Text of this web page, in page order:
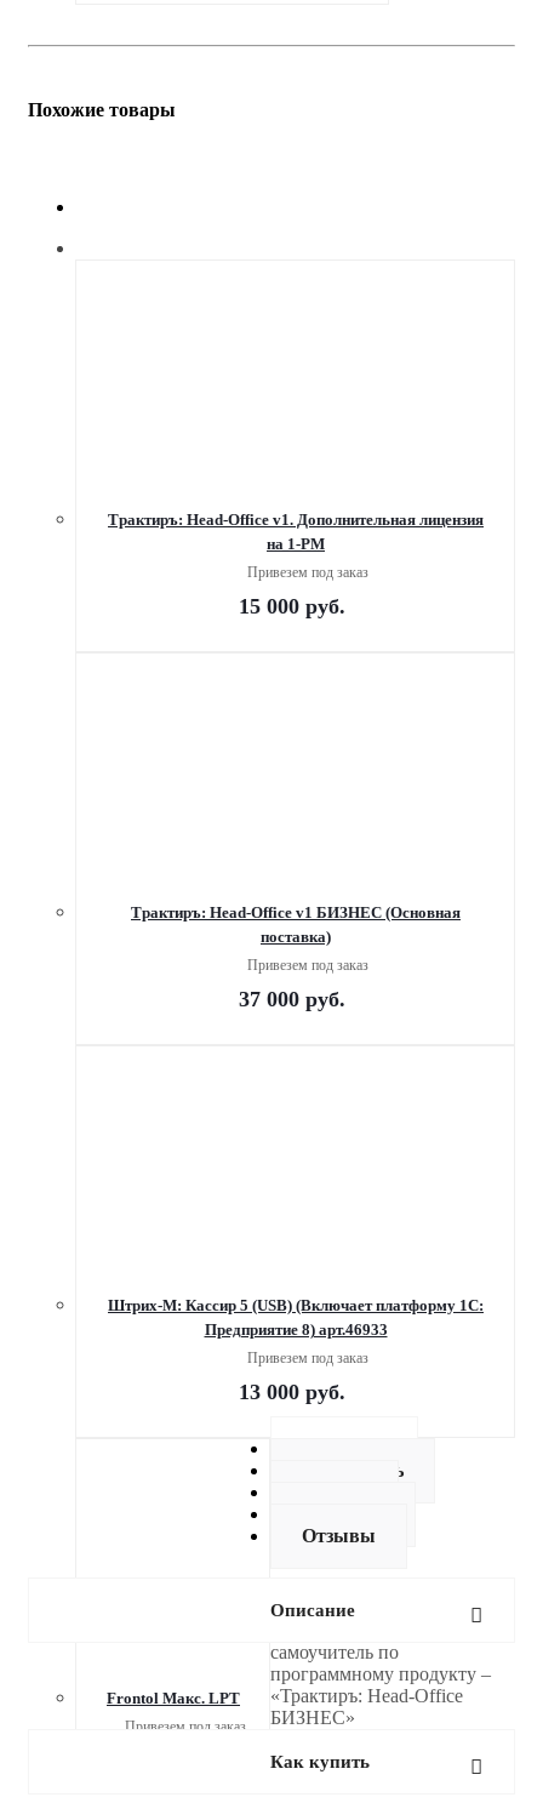
Похожие товары
Трактиръ: Head-Office v1. Дополнительная лицензия
на 1-РМ
Привезем под заказ
15 000руб.
Трактиръ: Head-Office v1 БИЗНЕС (Основная
поставка)
Привезем под заказ
37 000руб.
Штрих-М: Кассир 5 (USB) (Включает платформу 1C:
Предприятие 8) арт.46933
Привезем под заказ
13 000руб.
Frontol Макс. LPT
Привезем под заказ
Как купить
Отзывы
Описание
самоучитель по
программному продукту –
«Трактиръ: Head-Office
БИЗНЕС»
Как купить